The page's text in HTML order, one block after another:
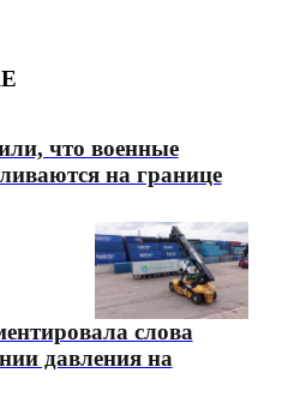
что военные
на границе
слова
давления на